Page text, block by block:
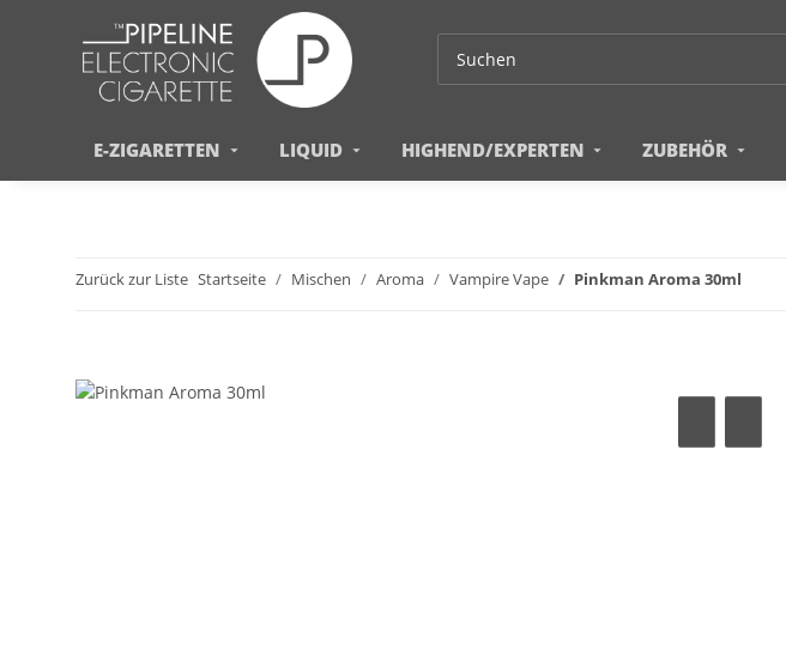
E-ZIGARETTEN LIQUID HIGHEND/EXPERTEN ZUBEHÖR
Zurück zur Liste Startseite Mischen Aroma Vampire Vape Pinkman Aroma 30ml